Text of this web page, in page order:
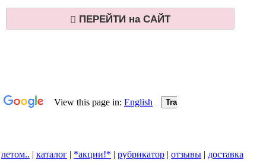
ПЕРЕЙТИ на САЙТ